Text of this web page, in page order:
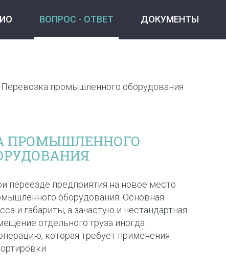
ВОПРОС - ОТВЕТ ДОКУМЕНТЫ
промышленного оборудования
ПРОМЫШЛЕННОГО
переезде предприятия на новое место
оборудования. Основная
и габариты, а зачастую и нестандартная
отдельного груза иногда
которая требует применения